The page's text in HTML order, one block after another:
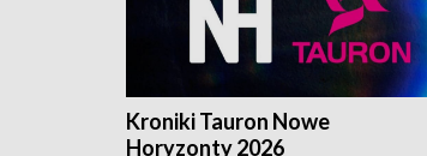
Kroniki Tauron Nowe
Horyzonty 2026